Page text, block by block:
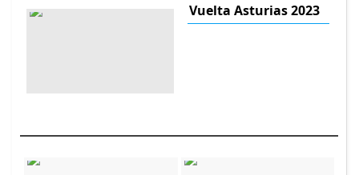
Vuelta Asturias 2023